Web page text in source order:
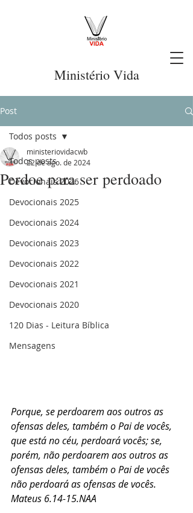
Ministério Vida
Post
Todos posts
Devocionais 2026
Devocionais 2025
Devocionais 2024
Devocionais 2023
Devocionais 2022
Devocionais 2021
Devocionais 2020
120 Dias - Leitura Bíblica
Mensagens
Todos posts
Perdoe para ser perdoado
ministeriovidacwb
22 de ago. de 2024
Porque, se perdoarem aos outros as
ofensas deles, também o Pai de vocês,
que está no céu, perdoará vocês; se,
porém, não perdoarem aos outros as
ofensas deles, também o Pai de vocês
não perdoará as ofensas de vocês.
Mateus 6.14-15.NAA